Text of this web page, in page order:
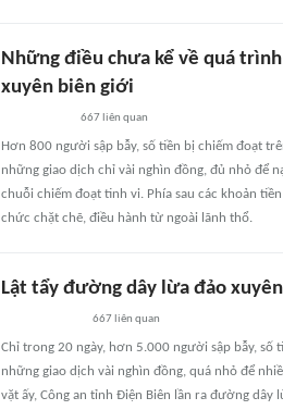
Những điều chưa kể về quá
xuyên biên giới
667liên quan
Hơn 800 người sập bẫy, số tiền bị chiếm đoạt
những giao dịch chỉ vài nghìn đồng, đủ nhỏ để
chuỗi chiếm đoạt tinh vi. Phía sau các khoản
chức chặt chẽ, điều hành từ ngoài lãnh thổ.
Lật tẩy đường dây lừa đảo
667 liên quan
Chỉ trong 20 ngày, hơn 5.000 người sập bẫy,
những giao dịch vài nghìn đồng, quá nhỏ để
vặt ấy, Công an tỉnh Điện Biên lần ra đường